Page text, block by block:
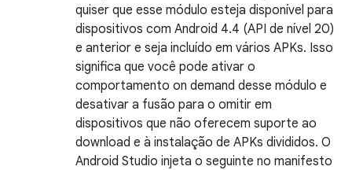
quiser que esse módulo esteja disponível para
dispositivos com Android 4.4 (API de nível 20)
e anterior e seja incluído em vários APKs. Isso
significa que você pode ativar o
comportamento on demand desse módulo e
desativar a fusão para o omitir em
dispositivos que não oferecem suporte ao
download e à instalação de APKs divididos. O
Android Studio injeta o seguinte no manifesto